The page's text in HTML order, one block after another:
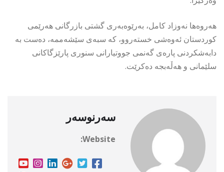
هەروەها نەوزاد کامل، بەرێوەبەری گشتی بازرگانی هەرێمی
کوردستان ئەوەشی خستەروو، کە سبەی سێشەممە، دەست بە
دابەشکردنی پارەی گەنمی جووتیارانی سنوری پارێزگاکانی
سلێمانی و هەڵەبجە دەکرێت.
سەرنوسەر
Website: